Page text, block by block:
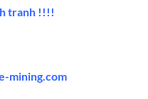
tranh !!!!
mining.com